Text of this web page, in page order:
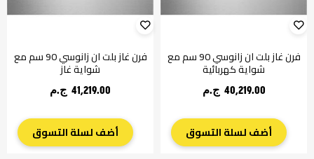
فرن غاز بلت ان زانوسي 90 سم مع
شواية كهربائية
40,219.00 ج.م‏
أضف لسلة التسوق
فرن غاز بلت ان زانوسي 90 سم مع
شواية غاز
41,219.00 ج.م‏
أضف لسلة التسوق